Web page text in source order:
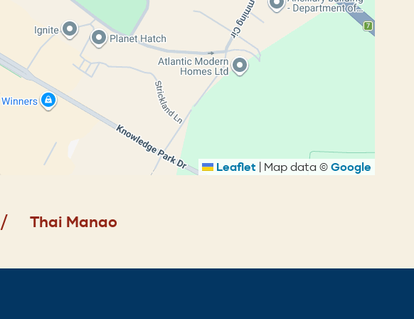
Leaflet |Map data © Google
Thai Manao